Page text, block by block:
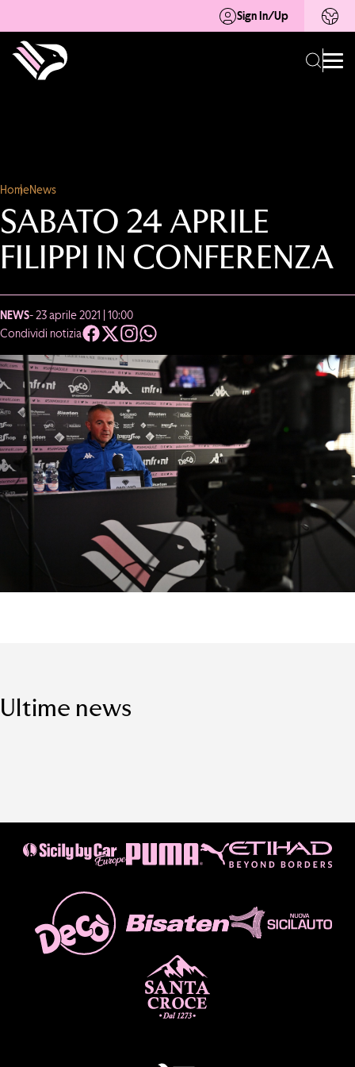
Sign In/Up
HomeNews
SABATO 24 APRILE
FILIPPI IN CONFERENZA
NEWS- 23 aprile 2021 | 10:00
Condividi notizia
Ultime news